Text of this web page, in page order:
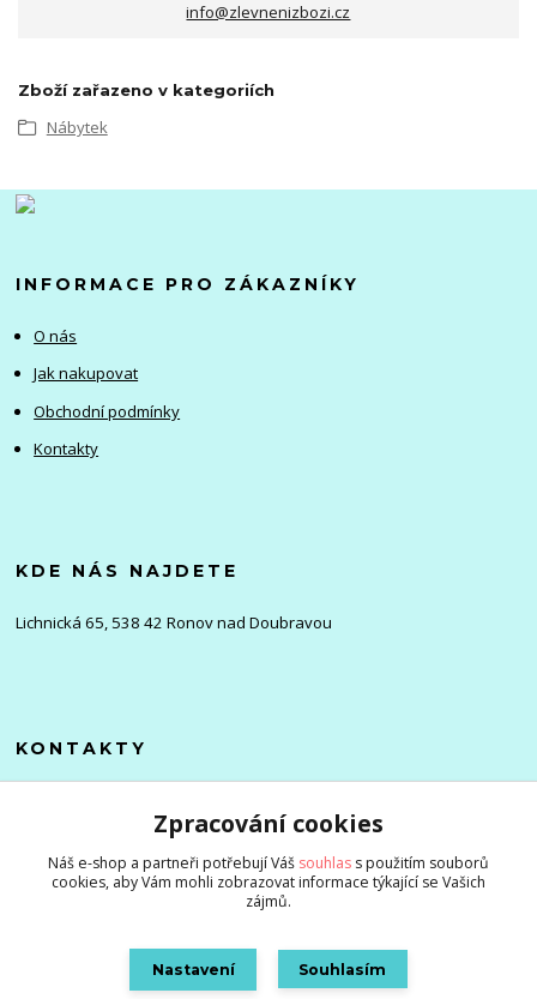
info@zlevnenizbozi.cz
Zboží zařazeno v kategoriích
Nábytek
INFORMACE PRO ZÁKAZNÍKY
O nás
Jak nakupovat
Obchodní podmínky
Kontakty
KDE NÁS NAJDETE
Lichnická 65, 538 42 Ronov nad Doubravou
KONTAKTY
+420 705 976 386
info@zlevnenizbozi.cz
Zpracování cookies
Náš e-shop a partneři potřebují Váš souhlas s použitím souborů
cookies, aby Vám mohli zobrazovat informace týkající se Vašich
zájmů.
Nastavení Souhlasím